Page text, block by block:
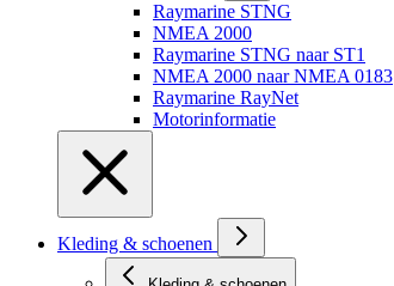
Raymarine STNG
NMEA 2000
Raymarine STNG naar ST1
NMEA 2000 naar NMEA 0183
Raymarine RayNet
Motorinformatie
Kleding & schoenen